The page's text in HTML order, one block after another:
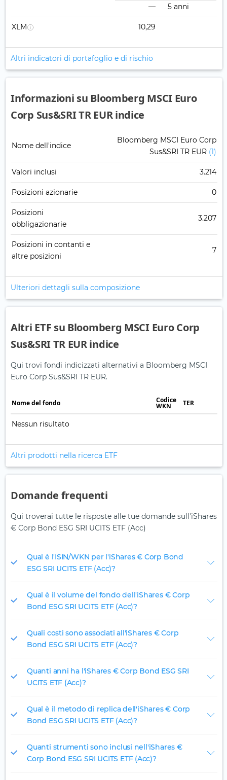
—
5 anni
XLM 10,29
Altri indicatori di portafoglio e di rischio
Informazioni su Bloomberg MSCI Euro
Corp Sus&SRI TR EUR indice
Nome dell'indice
Bloomberg MSCI Euro Corp
Sus&SRI TR EUR (1)
Valori inclusi 3.214
Posizioni azionarie 0
Posizioni
obbligazionarie
3.207
Posizioni in contanti e
altre posizioni
7
Ulteriori dettagli sulla composizione
Altri ETF su Bloomberg MSCI Euro Corp
Sus&SRI TR EUR indice
Qui trovi fondi indicizzati alternativi a Bloomberg MSCI
Euro Corp Sus&SRI TR EUR.
Nome del fondo Codice
WKN TER
Nessun risultato
Altri prodotti nella ricerca ETF
Domande frequenti
Qui troverai tutte le risposte alle tue domande sull'iShares
€ Corp Bond ESG SRI UCITS ETF (Acc)
Qual è l'ISIN/WKN per l'iShares € Corp Bond
ESG SRI UCITS ETF (Acc)?
Qual è il volume del fondo dell'iShares € Corp
Bond ESG SRI UCITS ETF (Acc)?
Quali costi sono associati all'iShares € Corp
Bond ESG SRI UCITS ETF (Acc)?
Quanti anni ha l'iShares € Corp Bond ESG SRI
UCITS ETF (Acc)?
Qual è il metodo di replica dell'iShares € Corp
Bond ESG SRI UCITS ETF (Acc)?
Quanti strumenti sono inclusi nell'iShares €
Corp Bond ESG SRI UCITS ETF (Acc)?